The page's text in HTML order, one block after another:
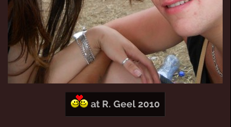
at R. Geel 2010